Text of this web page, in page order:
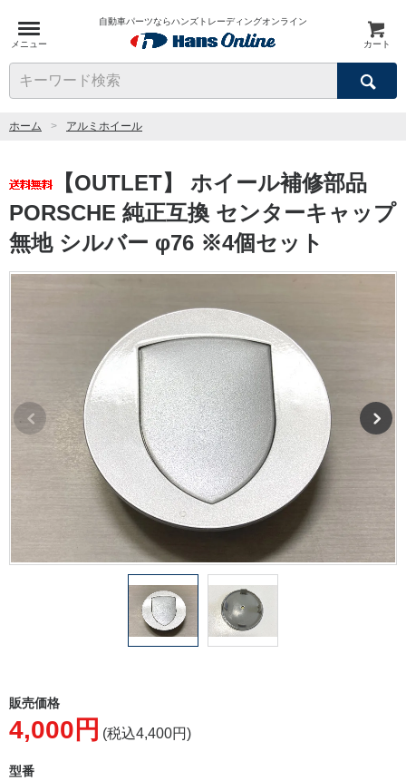
メニュー
自動車パーツならハンズトレーディングオンライン
カート
キーワード検索 検索
ホーム アルミホイール
【OUTLET】 ホイール補修部品
PORSCHE 純正互換 センターキャップ
無地 シルバー φ76 ※4個セット
販売価格
4,000円 (税込4,400円)
型番